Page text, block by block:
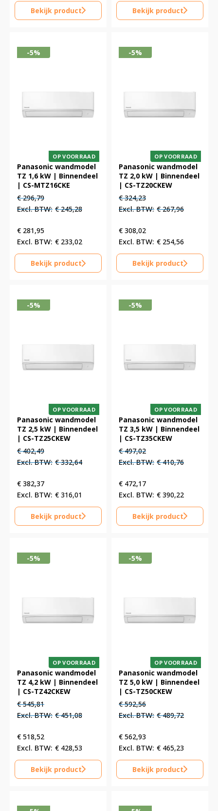
Bekijk product Bekijk product
-5%
OP VOORRAAD
Panasonic wandmodel
TZ 1,6 kW | Binnendeel
| CS-MTZ16CKE
Oorspronkelijke
prijs
€ 296,79.
€296,79Huidige
prijs€245,28
€ 281,95
€ 233,02
Bekijk product
-5%
OP VOORRAAD
Panasonic wandmodel
TZ 2,0 kW | Binnendeel
| CS-TZ20CKEW
Oorspronkelijke
prijs
€ 324,23.
€324,23Huidige
prijs€267,96
€ 308,02
€ 254,56
Bekijk product
-5%
OP VOORRAAD
Panasonic wandmodel
TZ 2,5 kW | Binnendeel
| CS-TZ25CKEW
Oorspronkelijke
prijs
€ 402,49.
€402,49Huidige
prijs
€ 402,49.
€332,64
€ 382,37
€ 316,01
Bekijk product
-5%
OP VOORRAAD
Panasonic wandmodel
TZ 3,5 kW | Binnendeel
| CS-TZ35CKEW
Oorspronkelijke
prijs
€ 497,02.
€497,02Huidige
prijs
€ 497,02.
€410,76
€ 472,17
€ 390,22
Bekijk product
-5%
OP VOORRAAD
Panasonic wandmodel
TZ 4,2 kW | Binnendeel
| CS-TZ42CKEW
Oorspronkelijke
prijs
€ 545,81.
€545,81Huidige
prijs€451,08
€ 518,52
€ 428,53
Bekijk product
-5%
OP VOORRAAD
Panasonic wandmodel
TZ 5,0 kW | Binnendeel
| CS-TZ50CKEW
Oorspronkelijke
prijs
€ 592,56.
€592,56Huidige
prijs€489,72
€ 562,93
€ 465,23
Bekijk product